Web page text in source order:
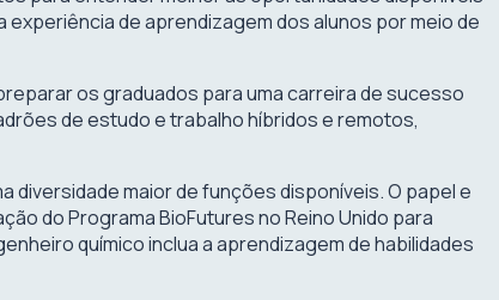
de aprendizagem dos alunos por meio de
os graduados para uma carreira de sucesso
de estudo e trabalho híbridos e remotos,
diversidade maior de funções disponíveis. O papel e
do Programa BioFutures no Reino Unido para
químico inclua a aprendizagem de habilidades